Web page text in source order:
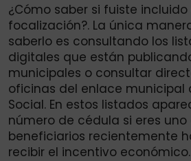
¿Cómo saber si fuiste
focalización?. La única
saberlo es consultando los
digitales que están
municipales o consultar
oficinas del enlace municipal
Social. En estos listados
número de cédula si eres uno
beneficiarios recientemente
recibir el incentivo económico.